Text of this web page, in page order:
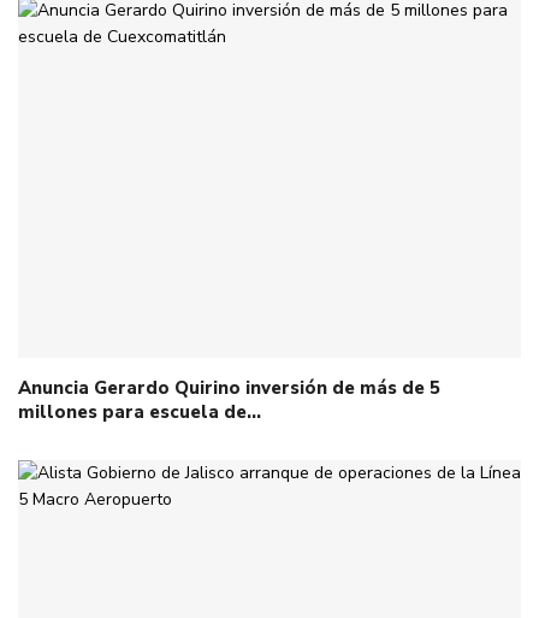
Anuncia Gerardo Quirino inversión de más de 5
millones para escuela de…